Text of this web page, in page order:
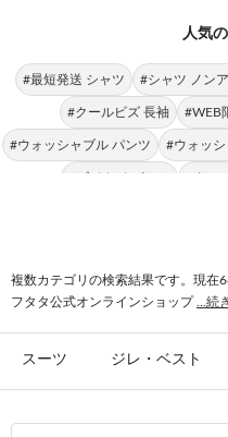
人気
#最短発送 シャツ #シャツ ノン
#クールビズ 長袖 #WEB
#ウォッシャブル パンツ #ウォッ
#ビジカジ パンツ #クー
#スー
複数カテゴリの検索結果です。現在
フタタ公式オンラインショップ
...続
スーツ ジレ・ベスト